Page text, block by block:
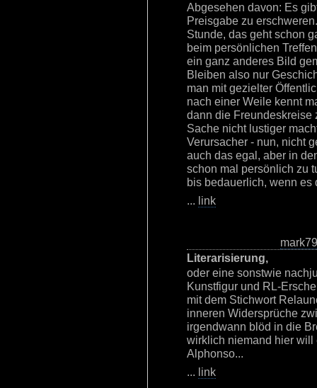
Abgesehen davon: Es
Preisgabe zu
Stunde, das geht schon
beim persönlichen
ein ganz anderes Bild
Bleiben also nur
man mit gezielter
nach einer Weile kennt
dann die Freundeskreise
Sache nicht lustiger
Verursacher - nun, nicht
auch das egal, aber in
schon mal persönlich zu
bis bedauerlich, wenn es
... link
Literarisierung,
oder eine sonstwie
Kunstfigur und RL-
mit dem Stichwort
inneren Widersprüche
irgendwann blöd in die
wirklich niemand hier
Alphonso...
... link